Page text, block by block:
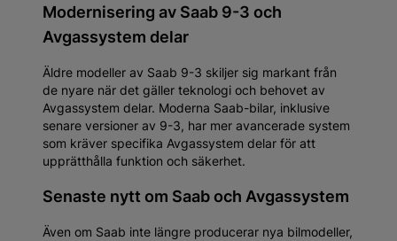
Modernisering av Saab 9-3 och
Avgassystem delar
Äldre modeller av Saab 9-3 skiljer sig markant från
de nyare när det gäller teknologi och behovet av
Avgassystem delar. Moderna Saab-bilar, inklusive
senare versioner av 9-3, har mer avancerade system
som kräver specifika Avgassystem delar för att
upprätthålla funktion och säkerhet.
Senaste nytt om Saab och Avgassystem
Även om Saab inte längre producerar nya bilmodeller,